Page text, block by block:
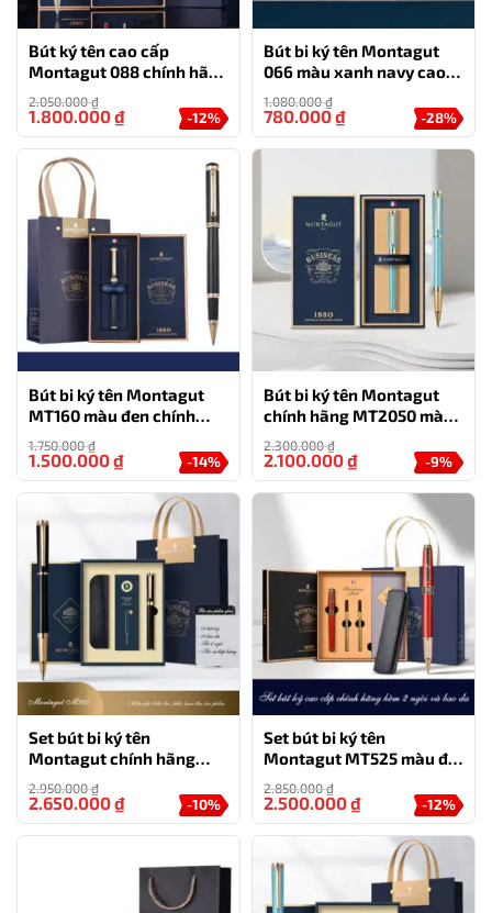
HỖ TRỢ
0777.444.666
Bút ký tên cao cấp
Montagut 088 chính hãng
màu đỏ tặng kèm 3 ngòi,
túi và hộp
2.050.000₫
-12%
1.800.000₫
Bút bi ký tên Montagut
066 màu xanh navy cao
cấp tặng kèm 2 ngòi thay
thế
1.080.000₫
-28%
780.000₫
Bút bi ký tên Montagut
MT160 màu đen chính
hãng
1.750.000₫
-14%
1.500.000₫
Bút bi ký tên Montagut
chính hãng MT2050 màu
xanh ngọc đính đá
2.300.000₫
-9%
2.100.000₫
Set bút bi ký tên
Montagut chính hãng
M265 màu đen đính đá
cao cấp
2.950.000₫
-10%
2.650.000₫
Set bút bi ký tên
Montagut MT525 màu đỏ
cao cấp kèm 2 ngòi và
bao da
2.850.000₫
-12%
2.500.000₫